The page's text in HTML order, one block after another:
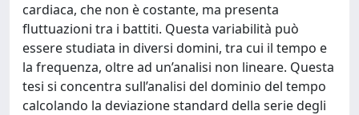
cardiaca, che non è costante, ma presenta
fluttuazioni tra i battiti. Questa variabilità può
essere studiata in diversi domini, tra cui il tempo e
la frequenza, oltre ad un’analisi non lineare. Questa
tesi si concentra sull’analisi del dominio del tempo
calcolando la deviazione standard della serie degli